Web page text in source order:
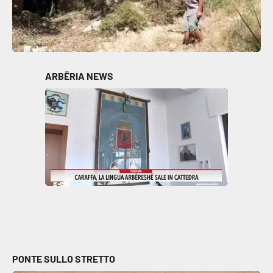
Parchi Marini Calabria
Leggendo Alvaro insieme
Imprese Di Calabria
Le perfidie di Antonella Grippo
Venti di comunicazione
STREAMING
ARBËRIA NEWS
PONTE SULLO STRETTO